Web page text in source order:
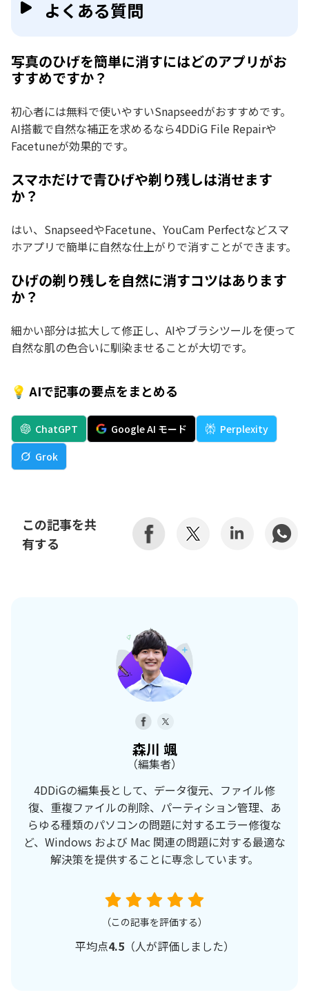
よくある質問
写真のひげを簡単に消すにはどのアプリがお
すすめですか？
初心者には無料で使いやすいSnapseedがおすすめです。
AI搭載で自然な補正を求めるなら4DDiG File Repairや
Facetuneが効果的です。
スマホだけで青ひげや剃り残しは消せます
か？
はい、SnapseedやFacetune、YouCam Perfectなどスマ
ホアプリで簡単に自然な仕上がりで消すことができます。
ひげの剃り残しを自然に消すコツはあります
か？
細かい部分は拡大して修正し、AIやブラシツールを使って
自然な肌の色合いに馴染ませることが大切です。
💡 AIで記事の要点をまとめる
ChatGPT Google AI モード
Perplexity
Grok
この記事を共
有する
森川 颯
（編集者）
4DDiGの編集長として、データ復元、ファイル修
復、重複ファイルの削除、パーティション管理、あ
らゆる種類のパソコンの問題に対するエラー修復な
ど、Windows および Mac 関連の問題に対する最適な
解決策を提供することに専念しています。
（この記事を評価する）
平均点4.5（人が評価しました）